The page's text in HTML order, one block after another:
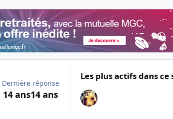
Dernière réponse
14 ans14 ans
Les plus actifs dans ce